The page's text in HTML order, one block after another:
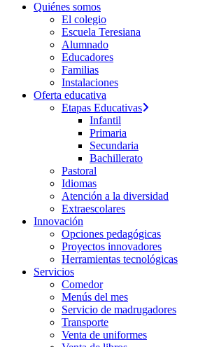
Quiénes somos
El colegio
Escuela Teresiana
Alumnado
Educadores
Familias
Instalaciones
Oferta educativa
Etapas Educativas
Infantil
Primaria
Secundaria
Bachillerato
Pastoral
Idiomas
Atención a la diversidad
Extraescolares
Innovación
Opciones pedagógicas
Proyectos innovadores
Herramientas tecnológicas
Servicios
Comedor
Menús del mes
Servicio de madrugadores
Transporte
Venta de uniformes